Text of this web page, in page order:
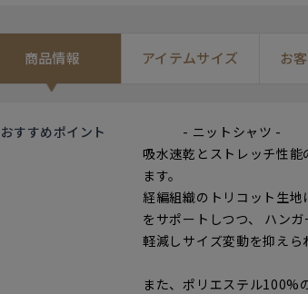
M S
155cm
商品情報 アイテムサイズ お
おすすめポイント
- ニットシャツ -
吸水速乾とストレッチ性
ます。
経編組織のトリコット生
をサポートしつつ、 ハン
軽減しサイズ変動を抑えら
また、ポリエステル100%